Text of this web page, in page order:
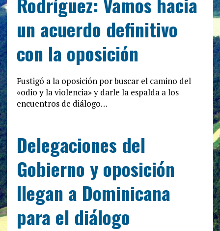
un acuerdo definitivo
con la oposición
Fustigó a la oposición por buscar el camino del
«odio y la violencia» y darle la espalda a los
encuentros de diálogo…
Delegaciones del
Gobierno y oposición
llegan a Dominicana
para el diálogo